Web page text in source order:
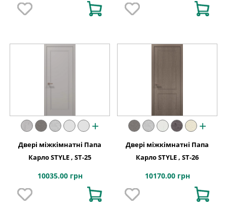
+
Двері міжкімнатні Папа
Карло STYLE , ST-25
10035.00 грн
+
Двері міжкімнатні Папа
Карло STYLE , ST-26
10170.00 грн